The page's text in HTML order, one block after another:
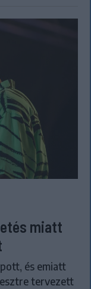
miatt
és emiatt
tervezett